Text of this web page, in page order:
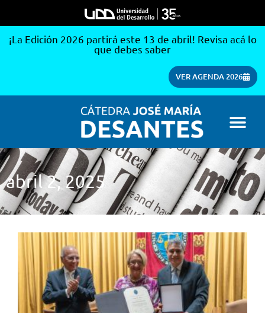
¡La Edición 2026 partirá este 13 de abril! Revisa acá lo
que debes saber
VER AGENDA 2026
abril 2, 2025